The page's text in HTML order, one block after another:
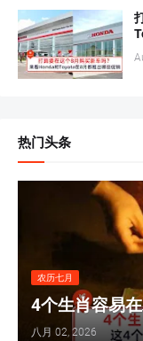
热门头条
农历七月
4个生肖容易
八月 02, 2026